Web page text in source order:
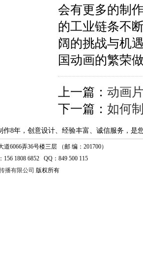
会有更多的制
的工业链条不
阔的挑战与机
国动画的繁荣
上一篇： 动画
下一篇： 如何
作8年，创意设计、经验丰富、诚信服务，是
6066弄36号楼三层 （邮 编：201700）
1808 6852 QQ：849 500 115
播有限公司 版权所有